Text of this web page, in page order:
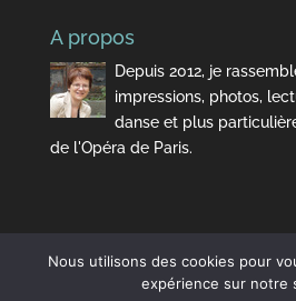
A propos
Depuis 2012, je
impressions, photos,
danse et plus
de l'Opéra de Paris.
Nous utilisons des cookies pour
expérience sur notre